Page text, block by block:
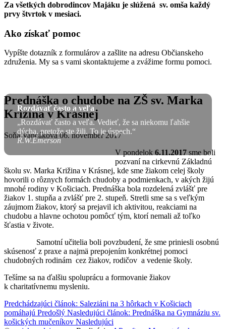
Za všetkých dobrodincov Majáku je slúžená sv. omša každý
prvy štvrtok v mesiaci.
Ako získať pomoc
Vypíšte dotazník z formulárov a zašlite na adresu Občianskeho
združenia. My sa s vami skontaktujeme a zvážime formu pomoci.
Rozdávať často a veľa
„Rozdávať často a veľa. Vedieť, že sa niekomu ľahšie
dýcha, pretože ste žili. To je úspech.“
R.W.Emerson
Prednáška o chudobe na ZŠ sv. Marka
Križina v Krásnej
Soňa Vancáková 06. november 2017
V pondelok 6.11.2017 sme boli
pozvaní na cirkevnú Základnú
školu sv. Marka Križina v Krásnej, kde sme žiakom celej školy
hovorili o rôznych formách chudoby a podmienkach, v akých žijú
mnohé rodiny v Košiciach. Prednáška bola rozdelená zvlášť pre
žiakov 1. stupňa a zvlášť pre 2. stupeň. Stretli sme sa s veľkým
záujmom žiakov, ktorý sa prejavil ich aktivitou, reakciami na
chudobu a hlavne ochotou pomôcť tým, ktorí nemali až toľko
šťastia v živote.
Samotní učitelia boli povzbudení, že sme priniesli osobnú
skúsenosť z praxe a najmä prepojením konkrétnej pomoci
chudobných rodinám cez žiakov, rodičov a vedenie školy.
Tešíme sa na ďalšiu spoluprácu a formovanie žiakov
k charitatívnemu mysleniu.
Predchádzajúci článok: Saleziáni na 3 hôrkach v Košiciach
pomáhajú Predošlý Nasledujúci článok: Prednáška na Gymnáziu sv.
košických mučeníkov Nasledujúci